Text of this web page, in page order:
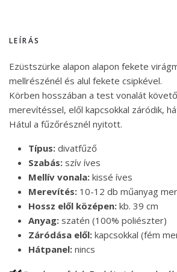
LEÍRÁS
Ezüstszürke alapon alapon fekete
mellrészénél és alul fekete csipkével.
Körben hosszában a test vonalát
merevítéssel, elől kapcsokkal záródik,
Hátul a fűzőrésznél nyitott.
Típus: divatfűző
Szabás: szív íves
Mellív vonala: kissé íves
Merevítés: 10-12 db műanyag
Hossz elől középen: kb. 39 cm
Anyag: szatén (100% poliészter)
Záródása elől: kapcsokkal (fém
Hátpanel: nincs